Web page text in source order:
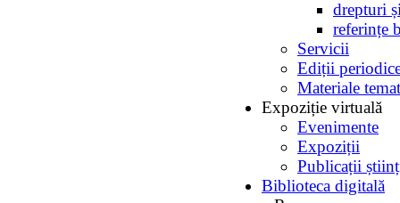
drepturi
referințe
Servicii
Ediții
Materiale
Expoziție virtuală
Evenimente
Expoziții
Publicații
Biblioteca digitală